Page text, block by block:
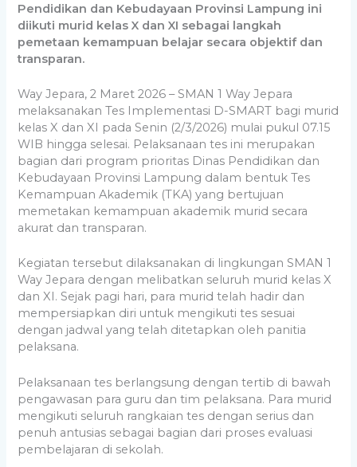
Pendidikan dan Kebudayaan Provinsi Lampung ini
diikuti murid kelas X dan XI sebagai langkah
pemetaan kemampuan belajar secara objektif dan
transparan.
Way Jepara, 2 Maret 2026 – SMAN 1 Way Jepara
melaksanakan Tes Implementasi D-SMART bagi murid
kelas X dan XI pada Senin (2/3/2026) mulai pukul 07.15
WIB hingga selesai. Pelaksanaan tes ini merupakan
bagian dari program prioritas Dinas Pendidikan dan
Kebudayaan Provinsi Lampung dalam bentuk Tes
Kemampuan Akademik (TKA) yang bertujuan
memetakan kemampuan akademik murid secara
akurat dan transparan.
Kegiatan tersebut dilaksanakan di lingkungan SMAN 1
Way Jepara dengan melibatkan seluruh murid kelas X
dan XI. Sejak pagi hari, para murid telah hadir dan
mempersiapkan diri untuk mengikuti tes sesuai
dengan jadwal yang telah ditetapkan oleh panitia
pelaksana.
Pelaksanaan tes berlangsung dengan tertib di bawah
pengawasan para guru dan tim pelaksana. Para murid
mengikuti seluruh rangkaian tes dengan serius dan
penuh antusias sebagai bagian dari proses evaluasi
pembelajaran di sekolah.